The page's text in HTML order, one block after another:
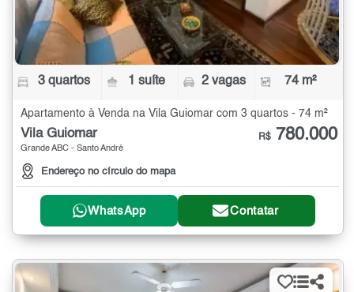
3 quartos 1 suíte 2 vagas 74 m²
Apartamento à Venda na Vila Guiomar com 3 quartos - 74 m²
Vila Guiomar
Grande ABC - Santo André
Endereço no círculo do mapa
R$ 780.000
WhatsApp Contatar